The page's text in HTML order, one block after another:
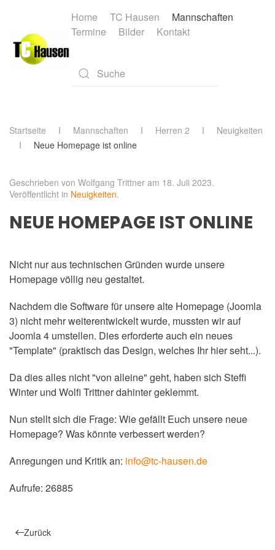
Skip to main content
Home TC Hausen
Mannschaften
Termine
Bilder Kontakt
Startseite Mannschaften Herren 2
Neuigkeiten
Neue Homepage ist online
Geschrieben von Wolfgang Trittner am 18. Juli 2023.
Veröffentlicht in Neuigkeiten.
NEUE HOMEPAGE IST ONLINE
Nicht nur aus technischen Gründen wurde unsere
Homepage völlig neu gestaltet.
Nachdem die Software für unsere alte Homepage (Joomla
3) nicht mehr weiterentwickelt wurde, mussten wir auf
Joomla 4 umstellen. Dies erforderte auch ein neues
"Template" (praktisch das Design, welches Ihr hier seht...).
Da dies alles nicht "von alleine" geht, haben sich Steffi
Winter und Wolfi Trittner dahinter geklemmt.
Nun stellt sich die Frage: Wie gefällt Euch unsere neue
Homepage? Was könnte verbessert werden?
Anregungen und Kritik an: info@tc-hausen.de
Aufrufe: 26885
Zurück